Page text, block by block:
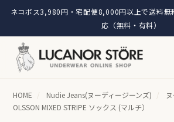
ネコポス3,980円・宅配便8,000円以上で送料無
応（無料・有料）
HOME / Nudie Jeans(ヌーディージーンズ) /
OLSSON MIXED STRIPE ソックス (マルチ）